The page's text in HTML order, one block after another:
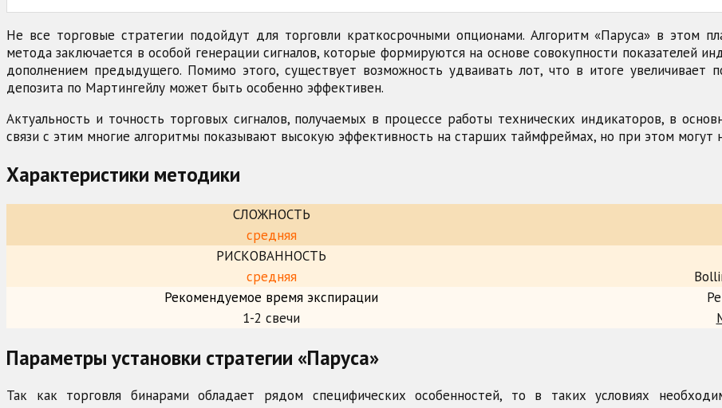
Не все торговые стратегии подойдут для торговли краткосрочными опционами. Алгоритм «Паруса» в этом
метода заключается в особой генерации сигналов, которые формируются на основе совокупности показателей
дополнением предыдущего. Помимо этого, существует возможность удваивать лот, что в итоге увеличивает
депозита по Мартингейлу может быть особенно эффективен.
Актуальность и точность торговых сигналов, получаемых в процессе работы технических индикаторов, в
связи с этим многие алгоритмы показывают высокую эффективность на старших таймфреймах, но при этом могут
Характеристики методики
СЛОЖНОСТЬ
средняя
РИСКОВАННОСТЬ
средняя
Рекомендуемое время экспирации
1-2 свечи
Параметры установки стратегии «Паруса»
Так как торговля бинарами обладает рядом специфических особенностей, то в таких условиях